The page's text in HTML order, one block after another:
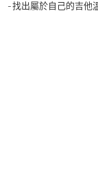
-找出屬於自己的吉他